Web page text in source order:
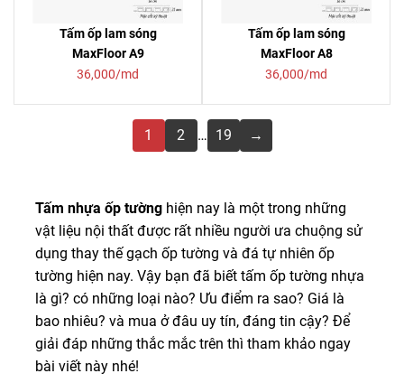
Tấm ốp lam sóng
MaxFloor A9
36,000/md
Tấm ốp lam sóng
MaxFloor A8
36,000/md
1 2 … 19 →
Tấm nhựa ốp tường hiện nay là một trong những
vật liệu nội thất được rất nhiều người ưa chuộng sử
dụng thay thế gạch ốp tường và đá tự nhiên ốp
tường hiện nay. Vậy bạn đã biết tấm ốp tường nhựa
là gì? có những loại nào? Ưu điểm ra sao? Giá là
bao nhiêu? và mua ở đâu uy tín, đáng tin cậy? Để
giải đáp những thắc mắc trên thì tham khảo ngay
bài viết này nhé!